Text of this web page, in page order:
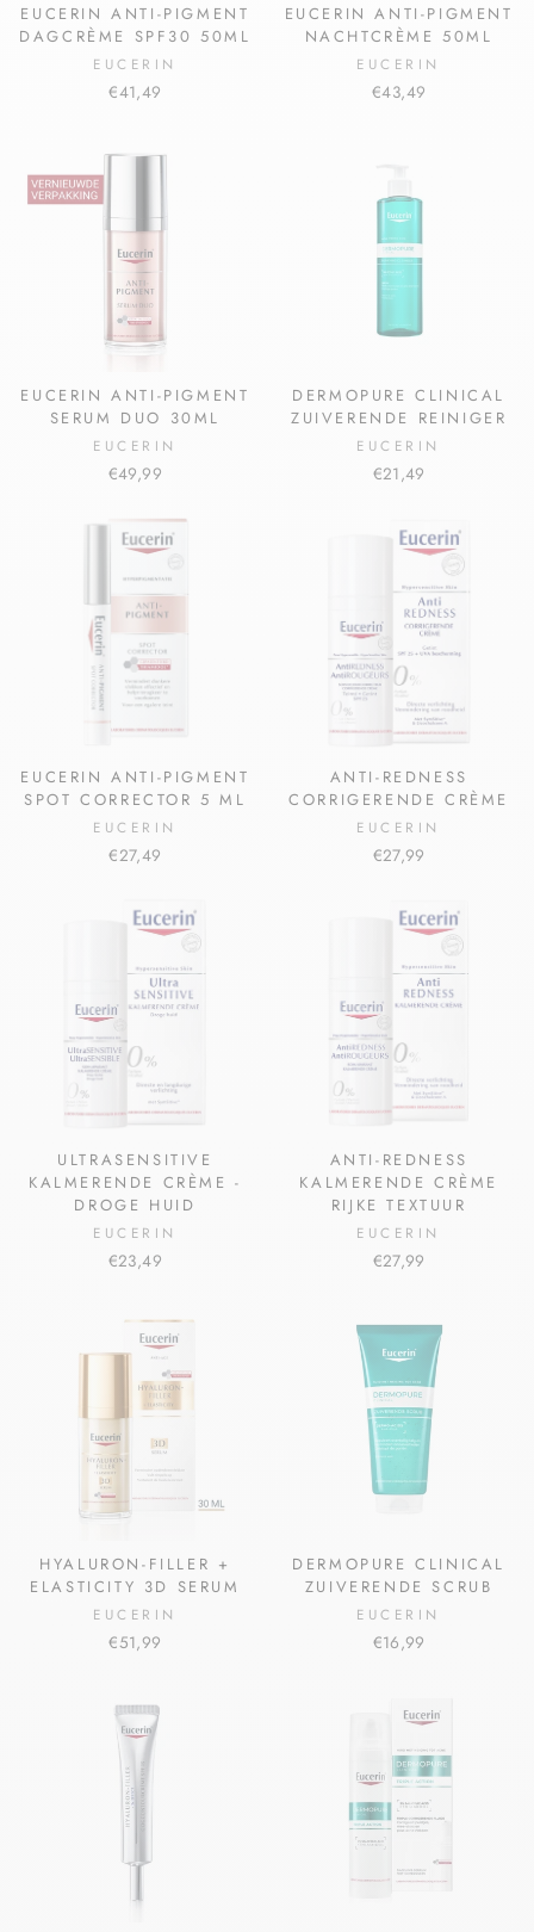
EUCERIN ANTI-PIGMENT
DAGCRÈME SPF30 50ML
EUCERIN
€41,49
EUCERIN ANTI-PIGMENT
NACHTCRÈME 50ML
EUCERIN
€43,49
EUCERIN ANTI-PIGMENT
SERUM DUO 30ML
EUCERIN
€49,99
DERMOPURE CLINICAL
ZUIVERENDE REINIGER
EUCERIN
€21,49
EUCERIN ANTI-PIGMENT
SPOT CORRECTOR 5 ML
EUCERIN
€27,49
ANTI-REDNESS
CORRIGERENDE CRÈME
EUCERIN
€27,99
ULTRASENSITIVE
KALMERENDE CRÈME -
DROGE HUID
EUCERIN
€23,49
ANTI-REDNESS
KALMERENDE CRÈME
RIJKE TEXTUUR
EUCERIN
€27,99
HYALURON-FILLER +
ELASTICITY 3D SERUM
EUCERIN
€51,99
DERMOPURE CLINICAL
ZUIVERENDE SCRUB
EUCERIN
€16,99